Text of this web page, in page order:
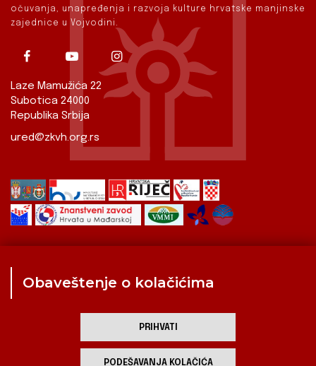
očuvanja, unapređenja i razvoja kulture hrvatske manjinske
zajednice u Vojvodini.
Laze Mamužića 22
Subotica 24000
Republika Srbija
ured@zkvh.org.rs
Kulturna scena
Obaveštenje o kolačićima
PRIHVATI
PODEŠAVANJA KOLAČIĆA